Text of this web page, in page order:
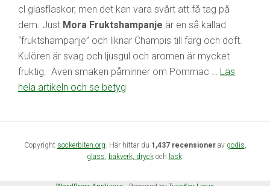
cl glasflaskor, men det kan vara svårt att få tag på
dem. Just Mora Fruktshampanje är en så kallad
“fruktshampanje” och liknar Champis till färg och doft.
Kulören är svag och ljusgul och aromen är mycket
fruktig. Även smaken påminner om Pommac … Läs
hela artikeln och se betyg
Copyright sockerbiten.org . Här hittar du 1,437 recensionerav godis
glass bakverk, dryckoch läsk.